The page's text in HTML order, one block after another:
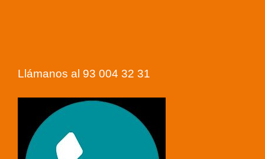
Llámanos al 93 004 32 31